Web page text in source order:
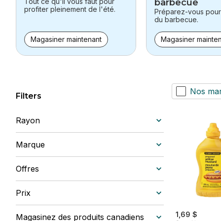
profiter pleinement de l'été.
Magasiner maintenant
barbecue
Préparez-vous
du barbecue.
Magasiner
Filters
Rayon
Marque
Offres
Prix
Magasinez des produits canadiens
Nos
1,69 $